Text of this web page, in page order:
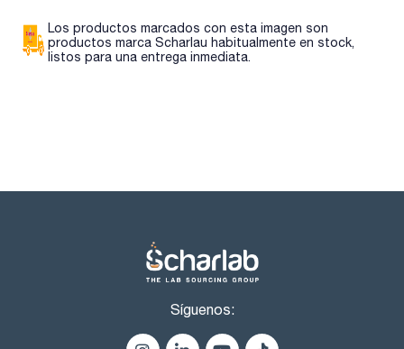
Los productos marcados con esta imagen son
productos marca Scharlau habitualmente en stock,
listos para una entrega inmediata.
Síguenos: